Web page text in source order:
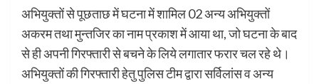
अभियुक्तों से पूछताछ में घटना में शामिल 02 अन्य अभियुक्तों
अकरम तथा मुन्तजिर का नाम प्रकाश में आया था, जो घटना के बाद
से ही अपनी गिरफ्तारी से बचने के लिये लगातार फरार चल रहे थे।
अभियुक्तों की गिरफ्तारी हेतु पुलिस टीम द्वारा सर्विलांस व अन्य